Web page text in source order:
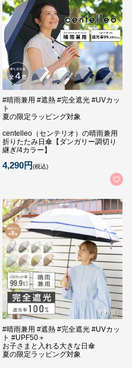
#晴雨兼用 #遮熱 #完全遮光 #UVカッ
ト
夏の限定ラッピング対象
centelleo（センテリオ）の晴雨兼用
折りたたみ日傘【ダンガリー調切り
継ぎ/4カラー】
4,290円(税込)
#晴雨兼用 #遮熱 #完全遮光 #UVカッ
ト #UPF50＋
お子さまと入れる大きな日傘
夏の限定ラッピング対象